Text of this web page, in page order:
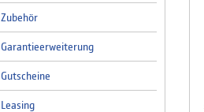
Zubehör
Garantieerweiterung
Gutscheine
Leasing